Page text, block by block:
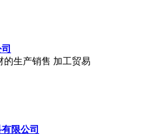
的生产销售 加工贸易
限公司